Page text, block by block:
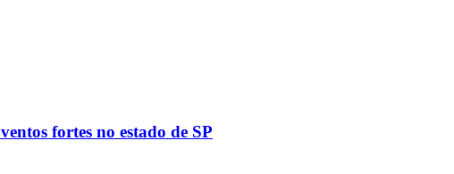
fortes no estado de SP